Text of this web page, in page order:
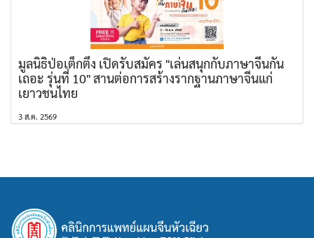
มูลนิธิป่อเต็กตึ๊ง เปิดรับสมัคร "เล่นสนุกกับภาษาจีนกัน
เถอะ รุ่นที่ 10" สานต่อการสร้างรากฐานภาษาจีนแก่
เยาวชนไทย
3 ส.ค. 2569